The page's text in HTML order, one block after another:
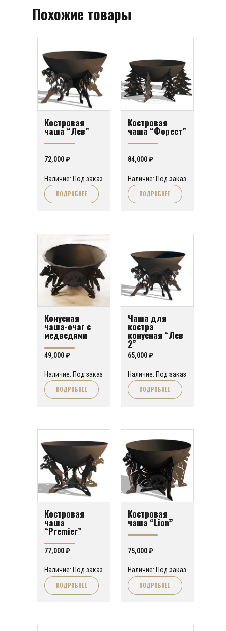
Похожие товары
Костровая
чаша “Лев”
72,000₽
Наличие: Под заказ
ПОДРОБНЕЕ
Костровая
чаша “Форест”
84,000₽
Наличие: Под заказ
ПОДРОБНЕЕ
Конусная
чаша-очаг с
медведями
49,000₽
Наличие: Под заказ
ПОДРОБНЕЕ
Чаша для
костра
конусная “Лев
2”
65,000₽
Наличие: Под заказ
ПОДРОБНЕЕ
Костровая
чаша
“Premier”
77,000₽
Наличие: Под заказ
ПОДРОБНЕЕ
Костровая
чаша “Lion”
75,000₽
Наличие: Под заказ
ПОДРОБНЕЕ